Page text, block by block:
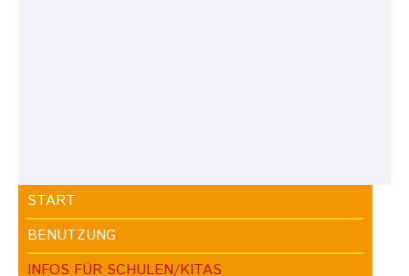
START
BENUTZUNG
INFOS FÜR SCHULEN/KITAS